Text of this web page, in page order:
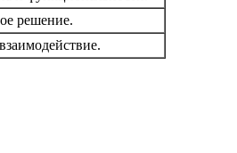
решение.